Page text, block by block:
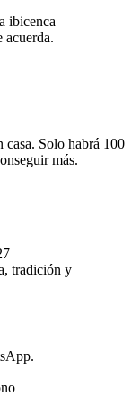
acuerda.
casa. Solo habrá 100
más.
tradición y